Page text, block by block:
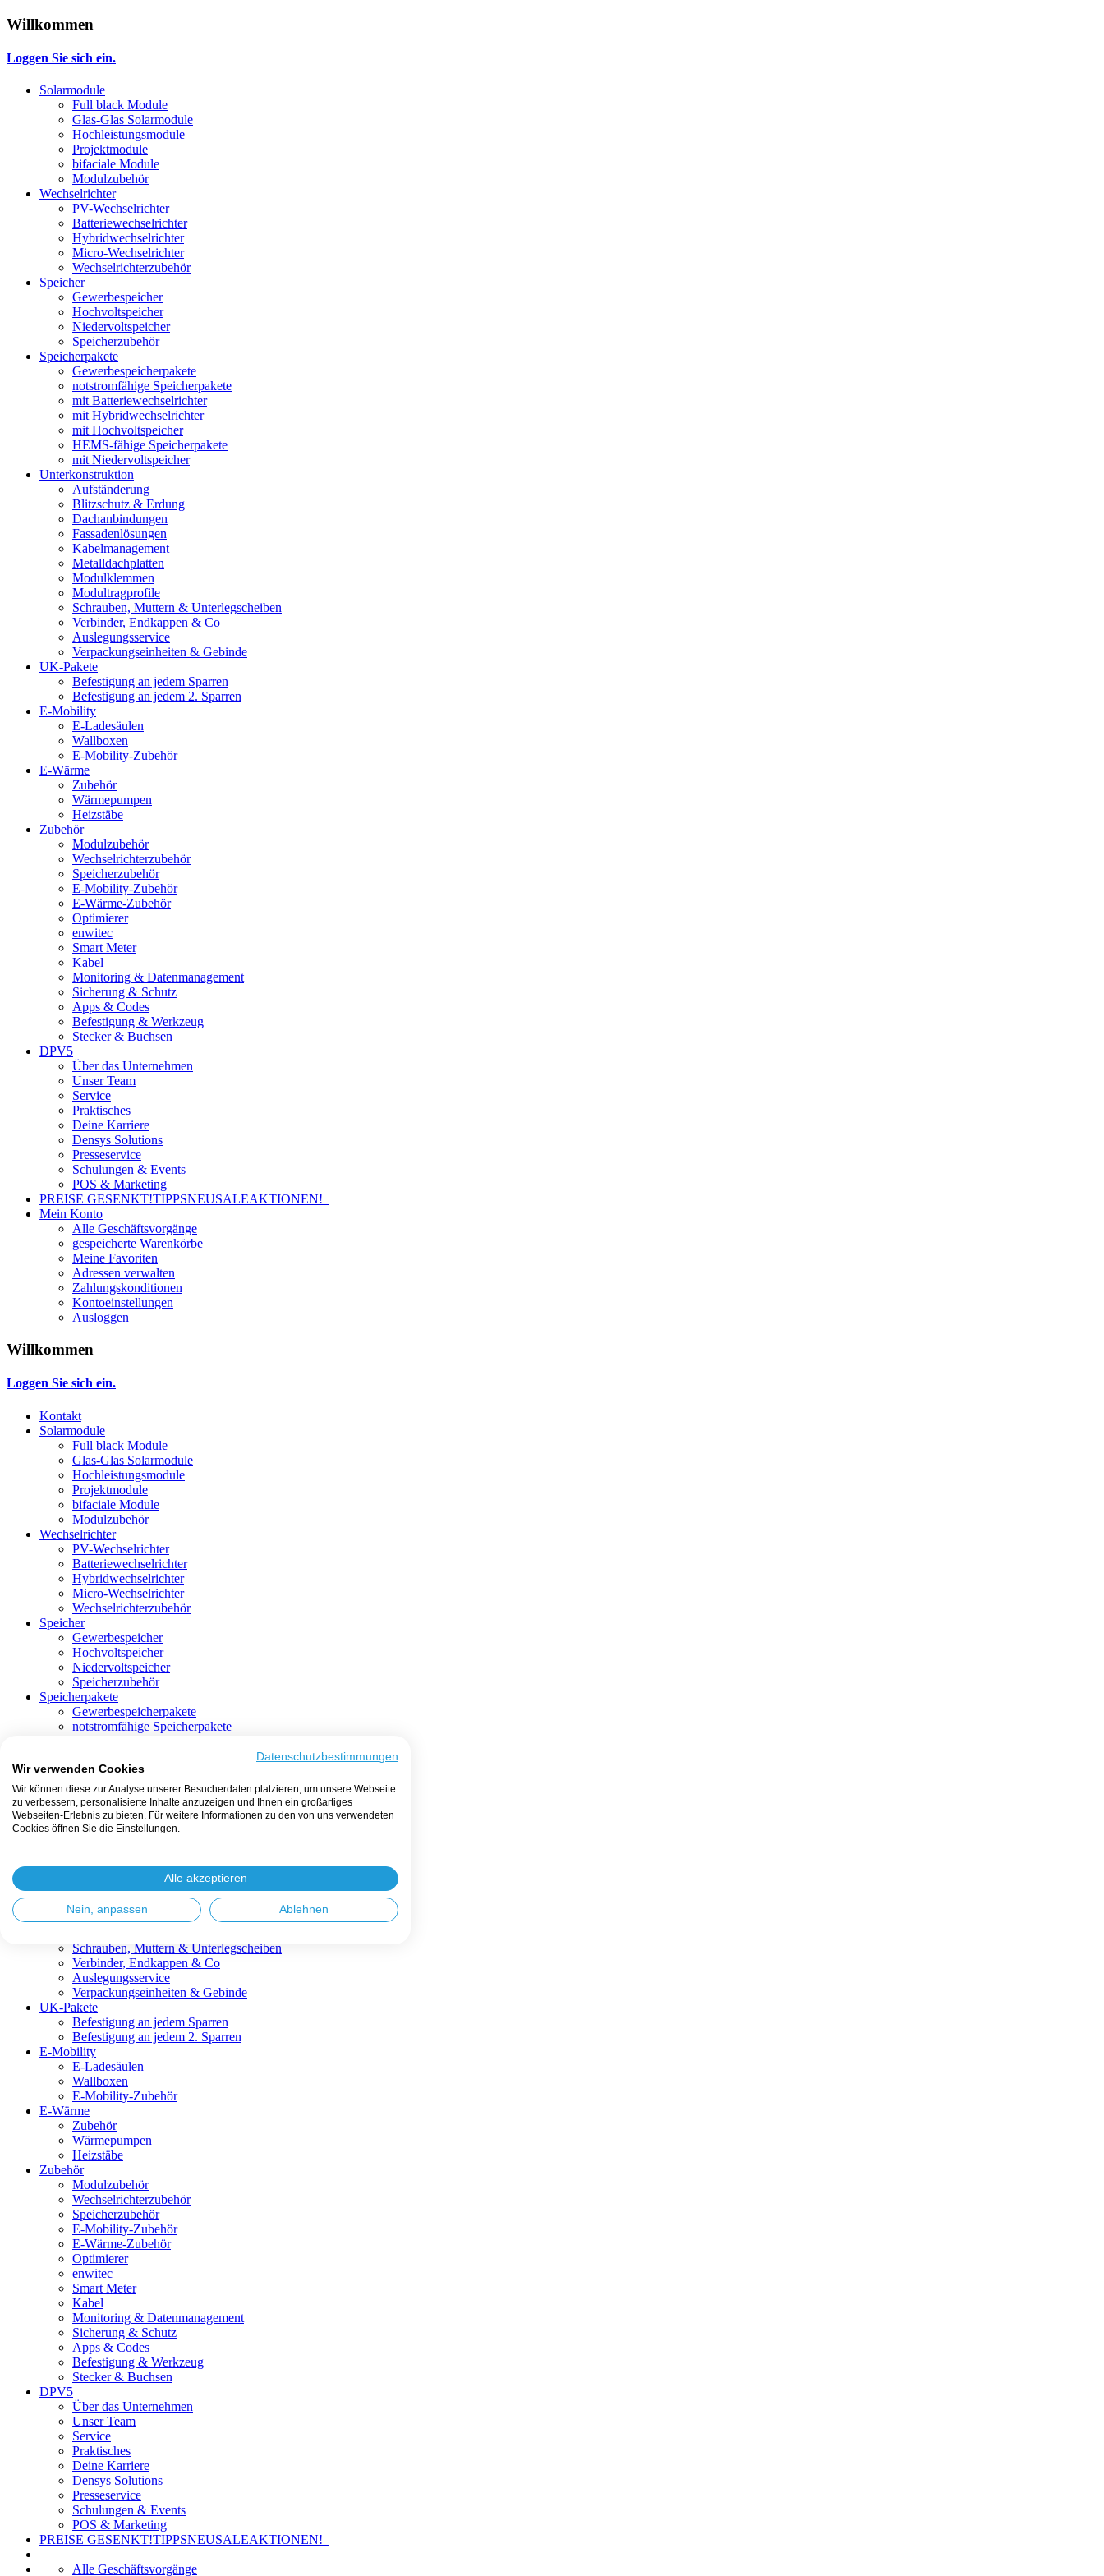
Willkommen
Loggen Sie sich ein.
Solarmodule
Full black Module
Glas-Glas Solarmodule
Hochleistungsmodule
Projektmodule
bifaciale Module
Modulzubehör
Wechselrichter
PV-Wechselrichter
Batteriewechselrichter
Hybridwechselrichter
Micro-Wechselrichter
Wechselrichterzubehör
Speicher
Gewerbespeicher
Hochvoltspeicher
Niedervoltspeicher
Speicherzubehör
Speicherpakete
Gewerbespeicherpakete
notstromfähige Speicherpakete
mit Batteriewechselrichter
mit Hybridwechselrichter
mit Hochvoltspeicher
HEMS-fähige Speicherpakete
mit Niedervoltspeicher
Unterkonstruktion
Aufständerung
Blitzschutz & Erdung
Dachanbindungen
Fassadenlösungen
Kabelmanagement
Metalldachplatten
Modulklemmen
Modultragprofile
Schrauben, Muttern & Unterlegscheiben
Verbinder, Endkappen & Co
Auslegungsservice
Verpackungseinheiten & Gebinde
UK-Pakete
Befestigung an jedem Sparren
Befestigung an jedem 2. Sparren
E-Mobility
E-Ladesäulen
Wallboxen
E-Mobility-Zubehör
E-Wärme
Zubehör
Wärmepumpen
Heizstäbe
Zubehör
Modulzubehör
Wechselrichterzubehör
Speicherzubehör
E-Mobility-Zubehör
E-Wärme-Zubehör
Optimierer
enwitec
Smart Meter
Kabel
Monitoring & Datenmanagement
Sicherung & Schutz
Apps & Codes
Befestigung & Werkzeug
Stecker & Buchsen
DPV5
Über das Unternehmen
Unser Team
Service
Praktisches
Deine Karriere
Densys Solutions
Presseservice
Schulungen & Events
POS & Marketing
PREISE GESENKT!TIPPSNEUSALEAKTIONEN!
Mein Konto
Alle Geschäftsvorgänge
gespeicherte Warenkörbe
Meine Favoriten
Adressen verwalten
Zahlungskonditionen
Kontoeinstellungen
Ausloggen
Willkommen
Loggen Sie sich ein.
Kontakt
Solarmodule
Full black Module
Glas-Glas Solarmodule
Hochleistungsmodule
Projektmodule
bifaciale Module
Modulzubehör
Wechselrichter
PV-Wechselrichter
Batteriewechselrichter
Hybridwechselrichter
Micro-Wechselrichter
Wechselrichterzubehör
Speicher
Gewerbespeicher
Hochvoltspeicher
Niedervoltspeicher
Speicherzubehör
Speicherpakete
Gewerbespeicherpakete
notstromfähige Speicherpakete
mit Hochvoltspeicher
HEMS-fähige Speicherpakete
mit Niedervoltspeicher
Unterkonstruktion
Aufständerung
Fassadenlösungen
Kabelmanagement
Metalldachplatten
Modulklemmen
Schrauben, Muttern & Unterlegscheiben
Verbinder, Endkappen & Co
Auslegungsservice
Verpackungseinheiten & Gebinde
UK-Pakete
Befestigung an jedem Sparren
Befestigung an jedem 2. Sparren
E-Mobility
E-Ladesäulen
Wallboxen
E-Mobility-Zubehör
E-Wärme
Zubehör
Wärmepumpen
Heizstäbe
Zubehör
Modulzubehör
Wechselrichterzubehör
Speicherzubehör
E-Mobility-Zubehör
E-Wärme-Zubehör
Optimierer
enwitec
Smart Meter
Kabel
Monitoring & Datenmanagement
Sicherung & Schutz
Apps & Codes
Befestigung & Werkzeug
Stecker & Buchsen
DPV5
Über das Unternehmen
Unser Team
Service
Praktisches
Deine Karriere
Densys Solutions
Presseservice
Schulungen & Events
POS & Marketing
PREISE GESENKT!TIPPSNEUSALEAKTIONEN!
Alle Geschäftsvorgänge
Datenschutzbestimmungen
Wir verwenden Cookies
Wir können diese zur Analyse unserer Besucherdaten platzieren, um unsere Webseite
zu verbessern, personalisierte Inhalte anzuzeigen und Ihnen ein großartiges
Webseiten-Erlebnis zu bieten. Für weitere Informationen zu den von uns verwendeten
Cookies öffnen Sie die Einstellungen.
Alle akzeptieren
Nein, anpassen Ablehnen